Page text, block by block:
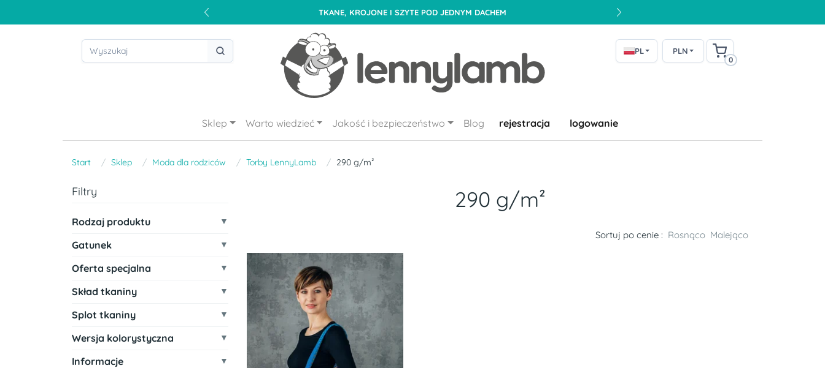
TKANE, KROJONE I SZYTE POD JEDNYM DACHEM
PL PLN
0
Sklep Warto wiedzieć Jakość i bezpieczeństwo Blog rejestracja logowanie
Start Sklep Moda dla rodziców Torby LennyLamb 290 g/m²
Filtry
Rodzaj produktu
Gatunek
Oferta specjalna
Skład tkaniny
Splot tkaniny
Wersja kolorystyczna
Informacje
290 g/m²
Sortuj po cenie : Rosnąco Malejąco